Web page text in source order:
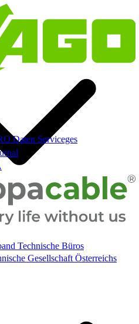
Daten Serviceges
Technische Büros
Gesellschaft Österreichs